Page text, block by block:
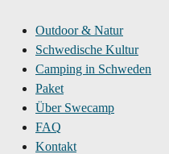
Outdoor & Natur
Schwedische Kultur
Camping in Schweden
Paket
Über Swecamp
FAQ
Kontakt